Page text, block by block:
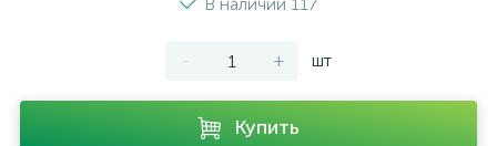
- + шт
Купить